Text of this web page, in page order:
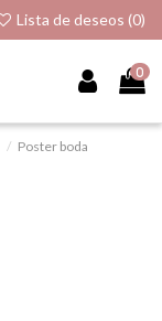
Lista de deseos (0)
0
Poster boda